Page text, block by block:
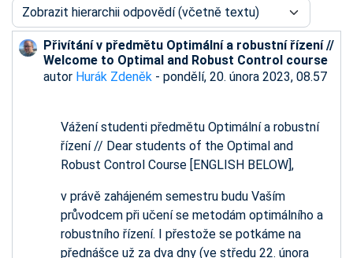
Režim zobrazení
Přivítání v předmětu Optimální a robustní řízení //
Welcome to Optimal and Robust Control course
autor Hurák Zdeněk- pondělí, 20. února 2023, 08.57
Počet odpovědí: 0
Vážení studenti předmětu Optimální a robustní
řízení // Dear students of the Optimal and
Robust Control Course [ENGLISH BELOW],
v právě zahájeném semestru budu Vaším
průvodcem při učení se metodám optimálního a
robustního řízení. I přestože se potkáme na
přednášce už za dva dny (ve středu 22. února